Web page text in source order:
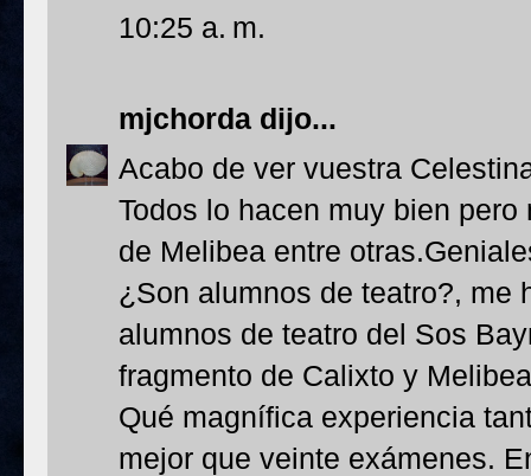
10:25 a. m.
mjchorda dijo...
Acabo de ver vuestra
Todos lo hacen muy bien
de Melibea entre
¿Son alumnos de teatro?, me
alumnos de teatro del Sos
fragmento de Calixto y
Qué magnífica experiencia
mejor que veinte exámenes.